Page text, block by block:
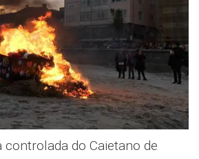
controlada do Caietano de